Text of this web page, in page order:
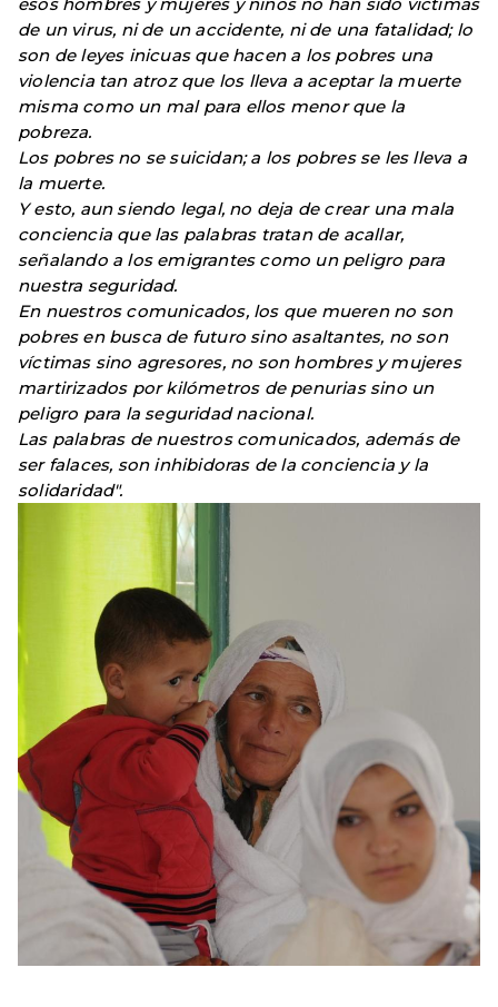
de un virus, ni de un accidente, ni de una fatalidad; lo
son de leyes inicuas que hacen a los pobres una
violencia tan atroz que los lleva a aceptar la muerte
misma como un mal para ellos menor que la
pobreza.
Los pobres no se suicidan; a los pobres se les lleva a
la muerte.
Y esto, aun siendo legal, no deja de crear una mala
conciencia que las palabras tratan de acallar,
señalando a los emigrantes como un peligro para
nuestra seguridad.
En nuestros comunicados, los que mueren no son
pobres en busca de futuro sino asaltantes, no son
víctimas sino agresores, no son hombres y mujeres
martirizados por kilómetros de penurias sino un
peligro para la seguridad nacional.
Las palabras de nuestros comunicados, además de
ser falaces, son inhibidoras de la conciencia y la
solidaridad".